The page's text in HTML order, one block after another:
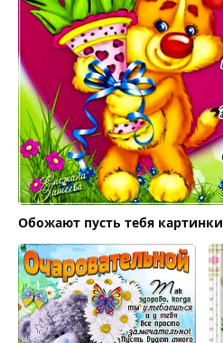
Обожают пусть тебя картинки